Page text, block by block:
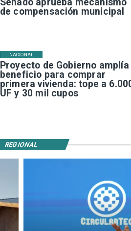
de compensación municipal
Proyecto de Gobierno amplía
beneficio para comprar
primera vivienda: tope a
UF y 30 mil cupos
NACIONAL
REGIONAL